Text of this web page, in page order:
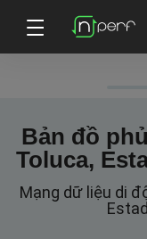
Bản đồ
Toluca,
Mạng dữ liệu di